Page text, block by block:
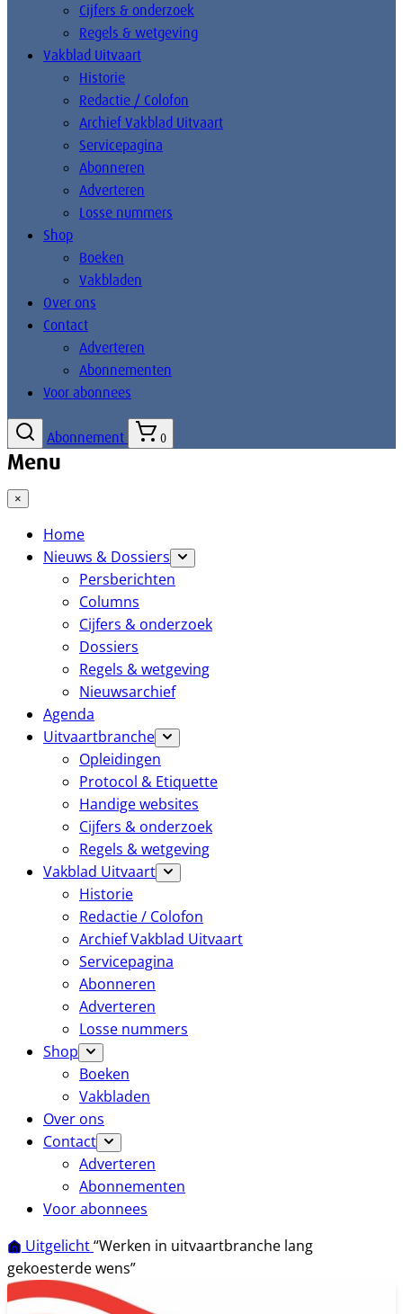
Cijfers & onderzoek
Regels & wetgeving
Vakblad Uitvaart
Historie
Redactie / Colofon
Archief Vakblad Uitvaart
Servicepagina
Abonneren
Adverteren
Losse nummers
Shop
Boeken
Vakbladen
Over ons
Contact
Adverteren
Abonnementen
Voor abonnees
Abonnement 0
Menu
×
Home
Nieuws & Dossiers
Persberichten
Columns
Cijfers & onderzoek
Dossiers
Regels & wetgeving
Nieuwsarchief
Agenda
Uitvaartbranche
Opleidingen
Protocol & Etiquette
Handige websites
Cijfers & onderzoek
Regels & wetgeving
Vakblad Uitvaart
Historie
Redactie / Colofon
Archief Vakblad Uitvaart
Servicepagina
Abonneren
Adverteren
Losse nummers
Shop
Boeken
Vakbladen
Over ons
Contact
Adverteren
Abonnementen
Voor abonnees
Uitgelicht“Werken in uitvaartbranche lang
gekoesterde wens”